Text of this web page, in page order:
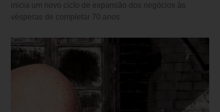
inicia um novo ciclo de expansão dos negócios às
vésperas de completar 70 anos